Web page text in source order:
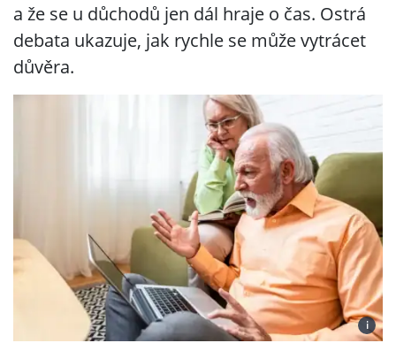
a že se u důchodů jen dál hraje o čas. Ostrá
debata ukazuje, jak rychle se může vytrácet
důvěra.
i